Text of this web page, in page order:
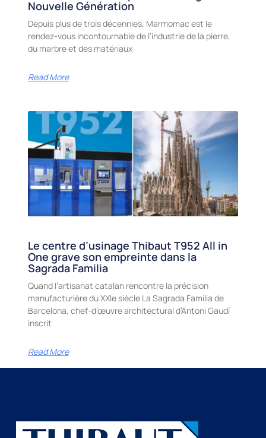
Nouvelle Génération
Depuis plus de trois décennies, Marmomac est le
rendez-vous incontournable de l’industrie de la pierre,
du marbre et des matériaux
Read More
Le centre d’usinage Thibaut T952 All in
One grave son empreinte dans la
Sagrada Familia
Quand l’artisanat catalan rencontre la précision
manufacturière du XXIe siècle La Sagrada Familia de
Barcelona, chef-d’œuvre architectural d’Antoni Gaudí
inscrit
Read More